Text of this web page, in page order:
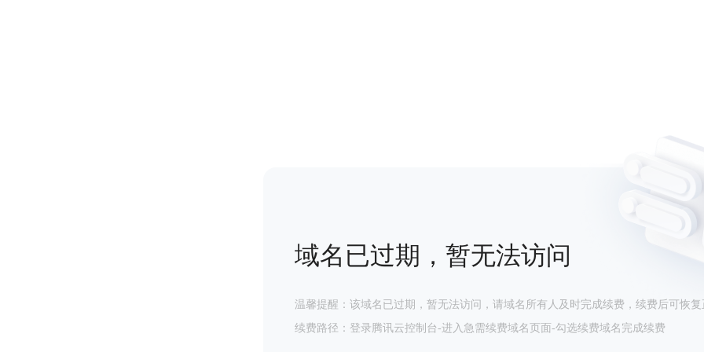
域名已过期，暂无法访问
温馨提醒：该域名已过期，暂无法访问，请域名所有人及时完成续费，续费后可恢复
续费路径：登录腾讯云控制台-进入急需续费域名页面-勾选续费域名完成续费